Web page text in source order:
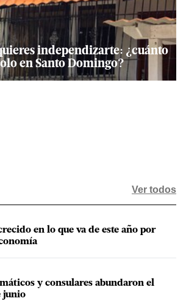
independizarte: ¿cuánto
en Santo Domingo?
Ver todos
en lo que va de este año por
y consulares abundaron el
junio